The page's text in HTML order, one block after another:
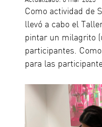
Como actividad de
llevó a cabo el
pintar un milagrito
participantes.
para las